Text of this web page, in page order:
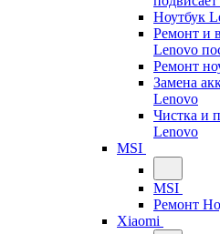
Ноутбук
Ремонт и
Lenovo
Ремонт
Замена
Lenovo
Чистка и
Lenovo
MSI
MSI
Ремонт
Xiaomi